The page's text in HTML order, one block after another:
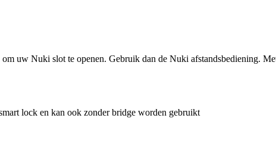
uw Nuki slot te openen. Gebruik dan de Nuki afstandsbediening.
lock en kan ook zonder bridge worden gebruikt